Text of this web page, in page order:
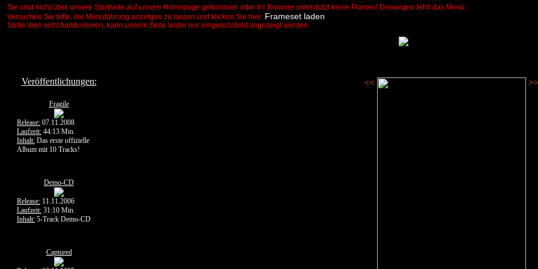
Sie sind nicht über unsere Startseite auf unsere Homepage gekommen oder Ihr Browser unterstützt keine Frames! Deswegen fehlt das Menü.
Versuchen Sie bitte, die Menüführung anzeigen zu lassen und klicken Sie hier: Frameset laden
Sollte dies nicht funktionieren, kann unsere Seite leider nur eingeschränkt angezeigt werden.
Veröffentlichungen:
Fragile
Release: 07.11.2008
Laufzeit: 44:13 Min.
Inhalt: Das erste offizielle
Album mit 10 Tracks!
Demo-CD
Release: 11.11.2006
Laufzeit: 31:10 Min.
Inhalt: 5-Track Demo-CD
Captured
<<